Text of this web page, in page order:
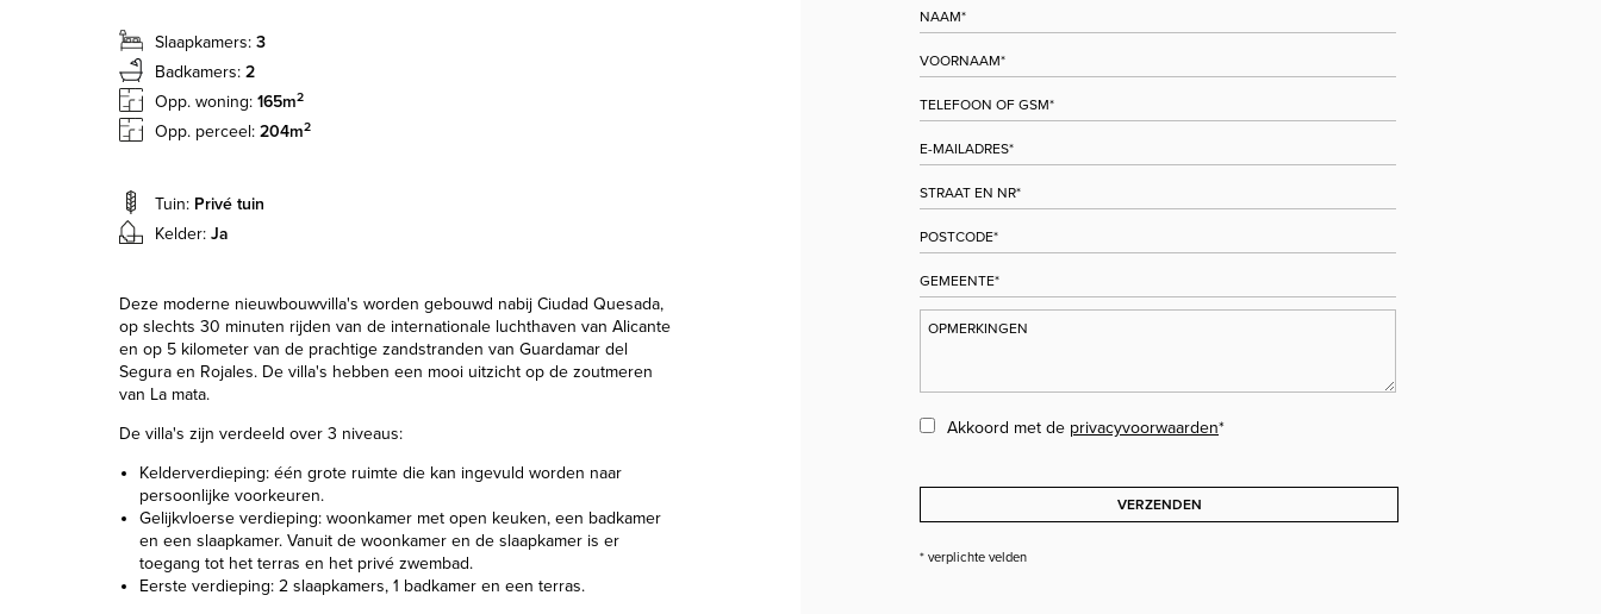
Slaapkamers: 3
Badkamers: 2
Opp. woning: 165m2
Opp. perceel: 204m2
Tuin: Privé tuin
Kelder: Ja
Deze moderne nieuwbouwvilla's worden gebouwd nabij Ciudad Quesada,
op slechts 30 minuten rijden van de internationale luchthaven van Alicante
en op 5 kilometer van de prachtige zandstranden van Guardamar del
Segura en Rojales. De villa's hebben een mooi uitzicht op de zoutmeren
van La mata.
De villa's zijn verdeeld over 3 niveaus:
Kelderverdieping: één grote ruimte die kan ingevuld worden naar
persoonlijke voorkeuren.
Gelijkvloerse verdieping: woonkamer met open keuken, een badkamer
en een slaapkamer. Vanuit de woonkamer en de slaapkamer is er
toegang tot het terras en het privé zwembad.
Eerste verdieping: 2 slaapkamers, 1 badkamer en een terras.
Akkoord met de privacyvoorwaarden*
VERZENDEN
* verplichte velden